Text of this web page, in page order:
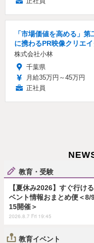
「市場価値を高める」
に携わるPR映像クリエ
株式会社小林
千葉県
月給35万円～45万円
正社員
教育・受験
【夏休み2026】すぐ行け
ベント情報おまとめ便＜8/
15開催＞
2026.8.7 Fri 19:45
教育イベント